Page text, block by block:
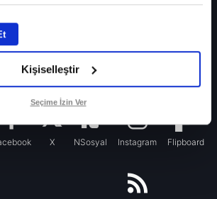
Kişiselleştir
Seçime İzin Ver
ihtimali! Devre arasında gelmişti
Mason Greenwood için olay sözler!
Thiago Almada!
X NSosyal Instagram Flipboard